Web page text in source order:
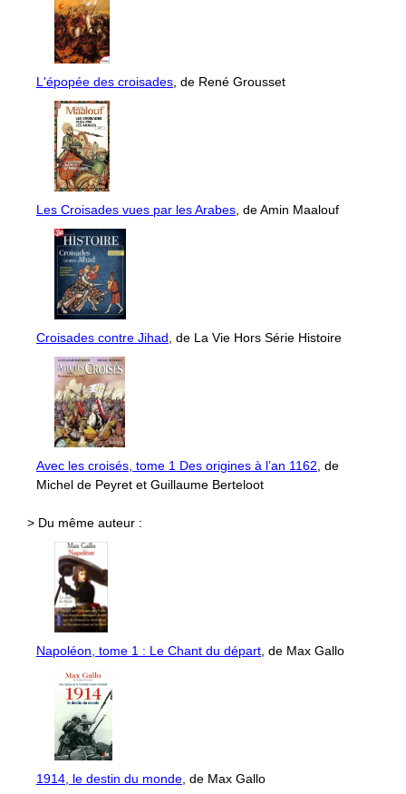
L'épopée des croisades , de René Grousset
Les Croisades vues par les Arabes , de Amin Maalouf
Croisades contre Jihad , de La Vie Hors Série Histoire
Avec les croisés, tome 1 Des origines à l’an 1162 , de
Michel de Peyret et Guillaume Berteloot
> Du même auteur :
Napoléon, tome 1 : Le Chant du départ , de Max Gallo
1914, le destin du monde , de Max Gallo